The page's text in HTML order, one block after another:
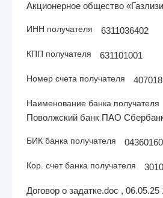
Акционерное общество
ИНН получателя 6311036402
КПП получателя 631101001
Номер счета получателя
Наименование банка получателя
Поволжский банк ПАО
БИК банка получателя
Кор. счет банка получателя
Договор о задатке.doc , 06.05.25